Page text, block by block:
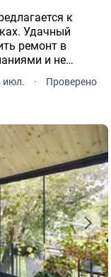
Удачный
ремонт в
и не
решения.
июл. ·
Проверено